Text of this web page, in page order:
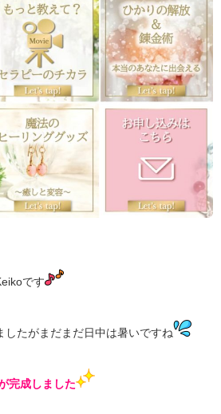
です
したがまだまだ日中は暑いですね
完成しました